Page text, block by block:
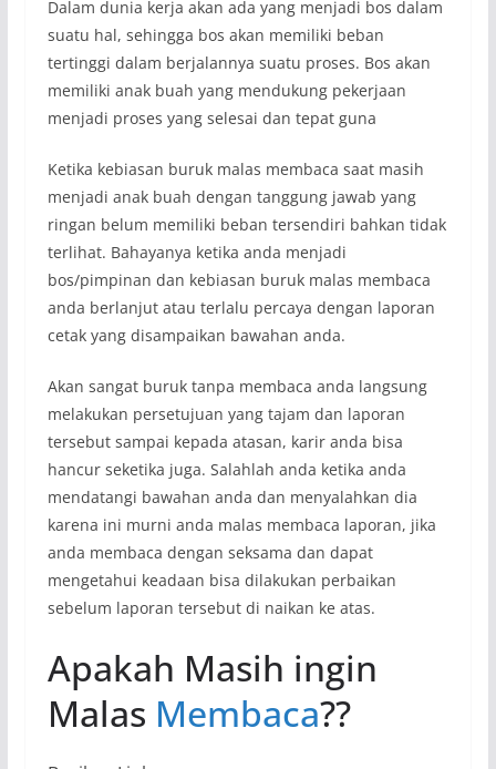
Dalam dunia kerja akan ada yang menjadi bos dalam
suatu hal, sehingga bos akan memiliki beban
tertinggi dalam berjalannya suatu proses. Bos akan
memiliki anak buah yang mendukung pekerjaan
menjadi proses yang selesai dan tepat guna
Ketika kebiasan buruk malas membaca saat masih
menjadi anak buah dengan tanggung jawab yang
ringan belum memiliki beban tersendiri bahkan tidak
terlihat. Bahayanya ketika anda menjadi
bos/pimpinan dan kebiasan buruk malas membaca
anda berlanjut atau terlalu percaya dengan laporan
cetak yang disampaikan bawahan anda.
Akan sangat buruk tanpa membaca anda langsung
melakukan persetujuan yang tajam dan laporan
tersebut sampai kepada atasan, karir anda bisa
hancur seketika juga. Salahlah anda ketika anda
mendatangi bawahan anda dan menyalahkan dia
karena ini murni anda malas membaca laporan, jika
anda membaca dengan seksama dan dapat
mengetahui keadaan bisa dilakukan perbaikan
sebelum laporan tersebut di naikan ke atas.
Apakah Masih ingin
Malas Membaca??